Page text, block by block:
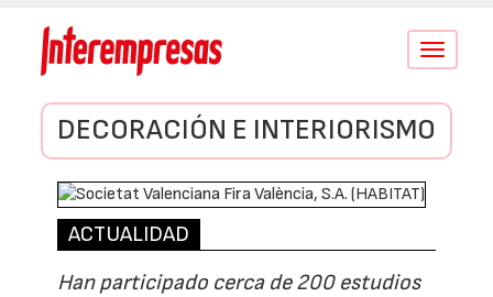
Conmutar
DECORACIÓN E INTERIORISMO
ACTUALIDAD
Han participado cerca de 200 estudios